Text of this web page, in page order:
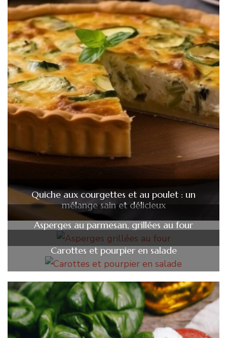
Quiche aux courgettes et au poulet : un
mélange sain et délicieux
Asperges au parmesan, grillées au four
Carottes et pourpier en salade